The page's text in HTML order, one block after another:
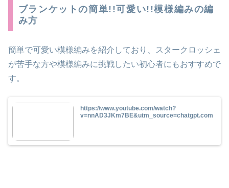
ブランケットの簡単!!可愛い!!模様編みの編
み方
簡単で可愛い模様編みを紹介しており、スタークロッシェ
が苦手な方や模様編みに挑戦したい初心者にもおすすめで
す。
https://www.youtube.com/watch?
v=nnAD3JKm7BE&utm_source=chatgpt.com